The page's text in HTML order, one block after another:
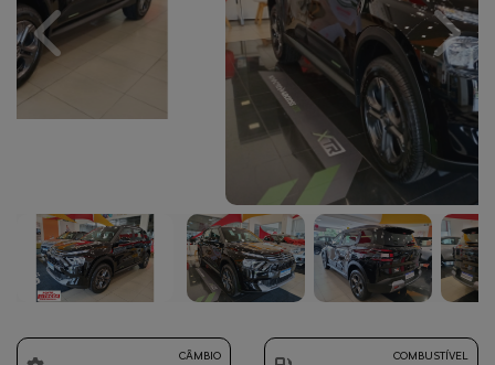
Previous Next
CÂMBIO COMBUSTÍVEL